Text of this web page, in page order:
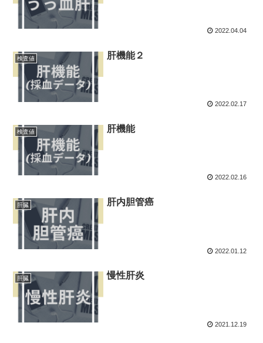
2022.04.04
検査値 肝機能２
2022.02.17
検査値 肝機能
2022.02.16
肝臓 肝内胆管癌
2022.01.12
肝臓 慢性肝炎
2021.12.19